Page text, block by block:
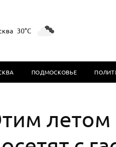
30°C
ПОДМОСКОВЬЕ
летом